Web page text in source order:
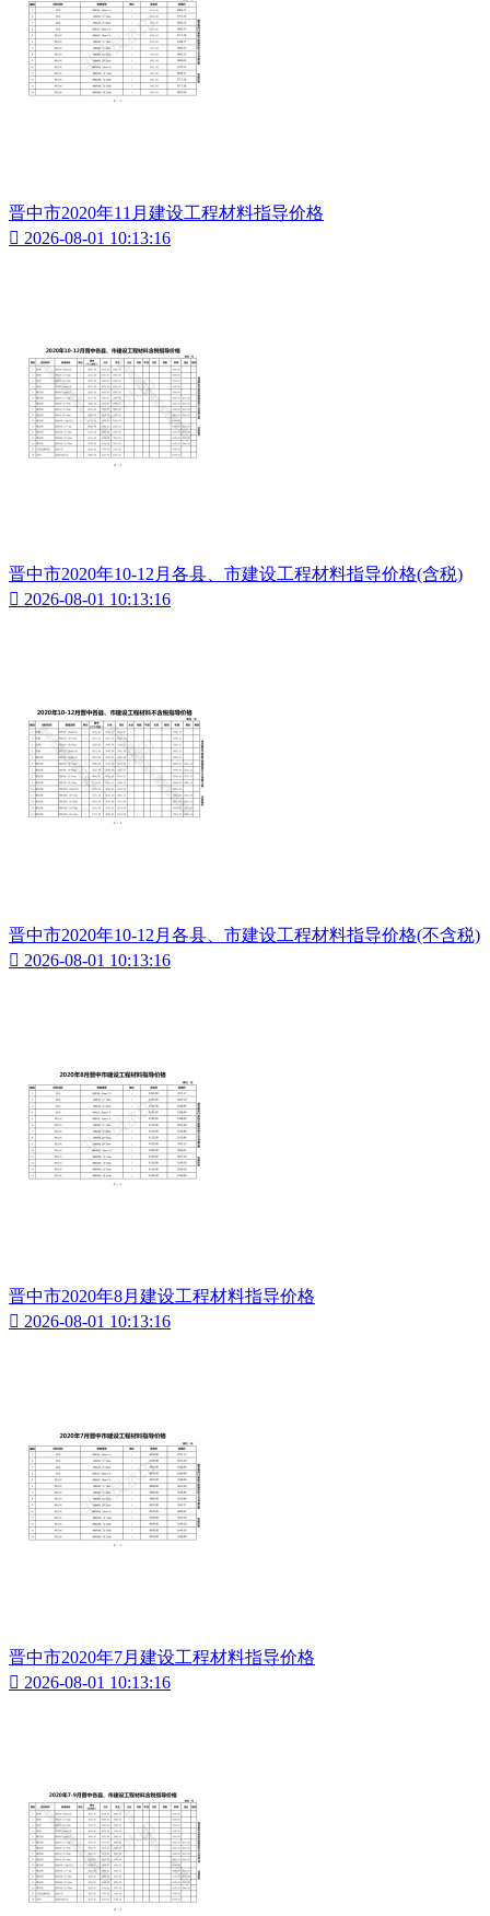
晋中市2020年11月建设工程材料指导价格
 2026-08-01 10:13:16
晋中市2020年10-12月各县、市建设工程材料指导价格(含税)
 2026-08-01 10:13:16
晋中市2020年10-12月各县、市建设工程材料指导价格(不含税)
 2026-08-01 10:13:16
晋中市2020年8月建设工程材料指导价格
 2026-08-01 10:13:16
晋中市2020年7月建设工程材料指导价格
 2026-08-01 10:13:16